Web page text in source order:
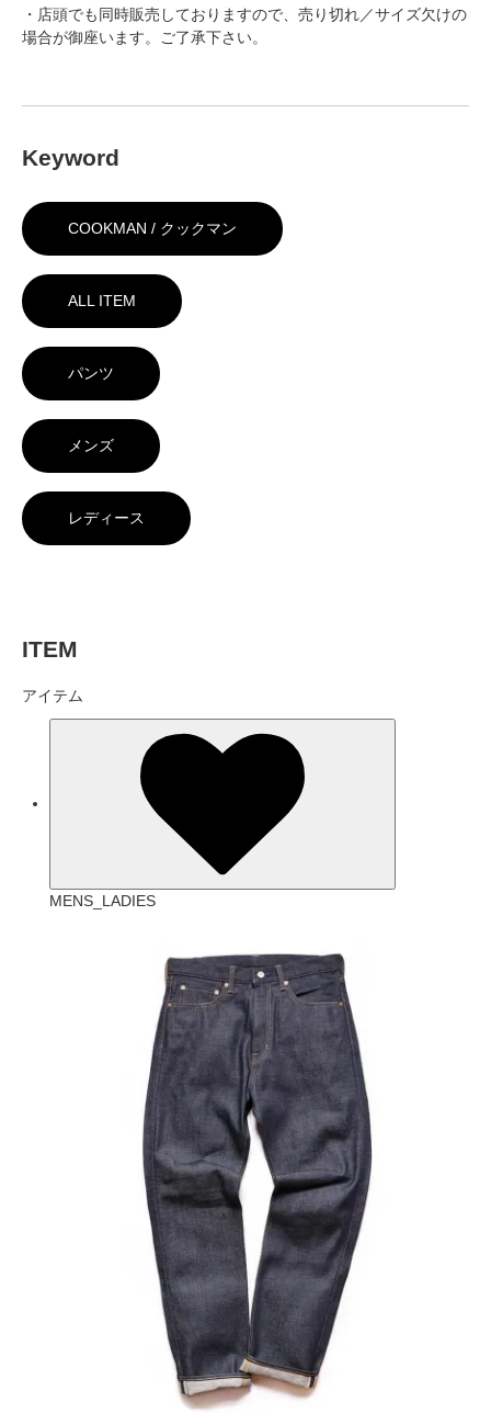
・店頭でも同時販売しておりますので、売り切れ／サイズ欠けの
場合が御座います。ご了承下さい。
Keyword
COOKMAN / クックマン
ALL ITEM
パンツ
メンズ
レディース
ITEM
アイテム
MENS_LADIES